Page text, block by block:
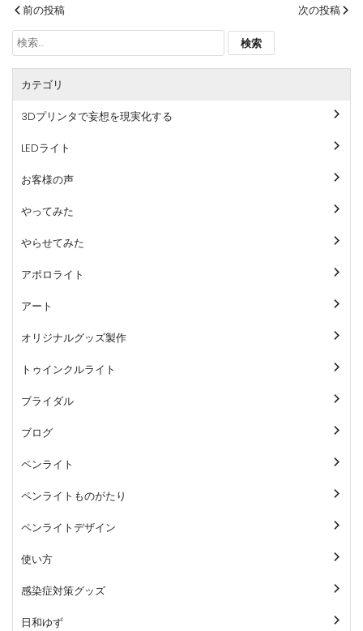
投
稿
ナ
ビ
ゲ
ー
ョ
前の投稿
次の投稿
検
索:
カテゴリ
3Dプリンタで妄想を現実化する
LEDライト
お客様の声
やってみた
やらせてみた
アポロライト
アート
オリジナルグッズ製作
トゥインクルライト
ブライダル
ブログ
ペンライト
ペンライトものがたり
ペンライトデザイン
使い方
感染症対策グッズ
日和ゆず